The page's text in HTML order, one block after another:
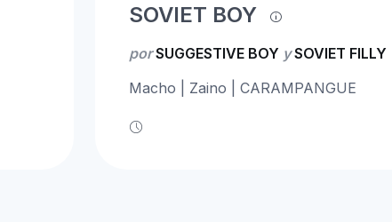
SOVIET BOY
porSUGGESTIVE BOY ySOVIET FILLY
Macho | Zaino | CARAMPANGUE